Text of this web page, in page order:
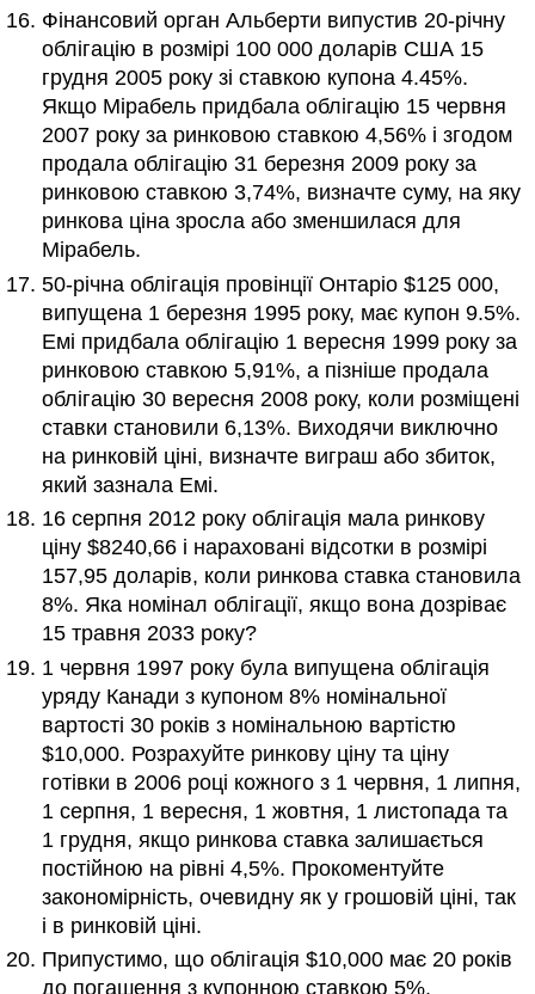
Фінансовий орган Альберти випустив 20-річну
облігацію в розмірі 100 000 доларів США 15
грудня 2005 року зі ставкою купона 4.45%.
Якщо Мірабель придбала облігацію 15 червня
2007 року за ринковою ставкою 4,56% і згодом
продала облігацію 31 березня 2009 року за
ринковою ставкою 3,74%, визначте суму, на яку
ринкова ціна зросла або зменшилася для
Мірабель.
50-річна облігація провінції Онтаріо $125 000,
випущена 1 березня 1995 року, має купон 9.5%.
Емі придбала облігацію 1 вересня 1999 року за
ринковою ставкою 5,91%, а пізніше продала
облігацію 30 вересня 2008 року, коли розміщені
ставки становили 6,13%. Виходячи виключно
на ринковій ціні, визначте виграш або збиток,
який зазнала Емі.
16 серпня 2012 року облігація мала ринкову
ціну $8240,66 і нараховані відсотки в розмірі
157,95 доларів, коли ринкова ставка становила
8%. Яка номінал облігації, якщо вона дозріває
15 травня 2033 року?
1 червня 1997 року була випущена облігація
уряду Канади з купоном 8% номінальної
вартості 30 років з номінальною вартістю
$10,000. Розрахуйте ринкову ціну та ціну
готівки в 2006 році кожного з 1 червня, 1 липня,
1 серпня, 1 вересня, 1 жовтня, 1 листопада та
1 грудня, якщо ринкова ставка залишається
постійною на рівні 4,5%. Прокоментуйте
закономірність, очевидну як у грошовій ціні, так
і в ринковій ціні.
Припустимо, що облігація $10,000 має 20 років
до погашення з купонною ставкою 5%.